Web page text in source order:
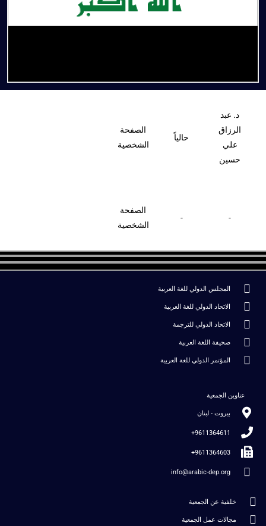
د. عبد
الرزاق
علي
حسين
حالياً
الصفحة
الشخصية
-
-
الصفحة
الشخصية
المجلس الدولي للغة العربية
الاتحاد الدولي للغة العربية
الاتحاد الدولي للترجمة
صحيفة اللغة العربية
المؤتمر الدولي للغة العربية
عناوين الجمعية
بيروت - لبنان
9611364611+
9611364603+
info@arabic-dep.org
خلفية عن الجمعية
مجالات عمل الجمعية